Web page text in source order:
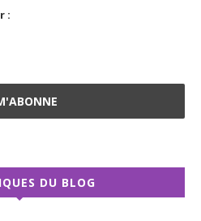
:
DU BLOG